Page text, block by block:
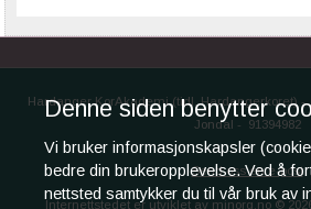
Denne siden benytter
Vi bruker informasjonskapsler
bedre din brukeropplevelse. Ved å
nettsted samtykker du til vår bruk av
Hardanger KorAkademi (tidl. Hardangerkoret) -
Jondal - 91394982
Send oss en e-post
Internettstedet er utviklet av minorg.no©